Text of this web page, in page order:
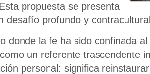
propuesta se presenta
desafío profundo y
donde la fe ha sido confinada
un referente trascendente
personal: significa